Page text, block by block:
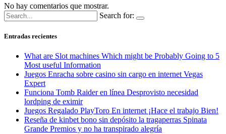
No hay comentarios que mostrar.
Search for:
Entradas recientes
What are Slot machines Which might be Probably Going to 5
Most useful Information
Juegos Enracha sobre casino sin cargo en internet Vegas
Expert
Funciona Tomb Raider en línea Desprovisto necesidad
lordping de eximir
Juegos Regalado PlayToro En internet ¡Hace el trabajo Bien!
Reseña de kinbet bono sin depósito la tragaperras Spinata
Grande Premios y no ha transpirado alegría